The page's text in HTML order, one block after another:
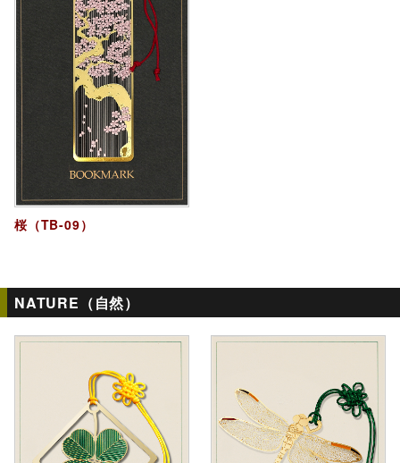
桜（TB-09）
NATURE（自然）